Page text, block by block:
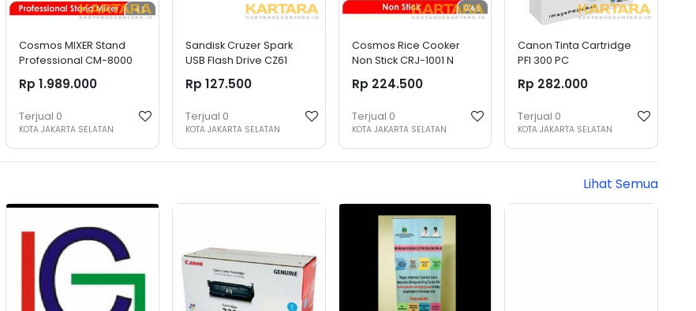
Cosmos MIXER Stand
Professional CM-8000
Rp 1.989.000
Terjual 0
KOTA JAKARTA SELATAN
Sandisk Cruzer Spark
USB Flash Drive CZ61
Rp 127.500
Terjual 0
KOTA JAKARTA SELATAN
Cosmos Rice Cooker
Non Stick CRJ-1001 N
Rp 224.500
Terjual 0
KOTA JAKARTA SELATAN
Canon Tinta Cartridge
PFI 300 PC
Rp 282.000
Terjual 0
KOTA JAKARTA SELATAN
Lihat Semua